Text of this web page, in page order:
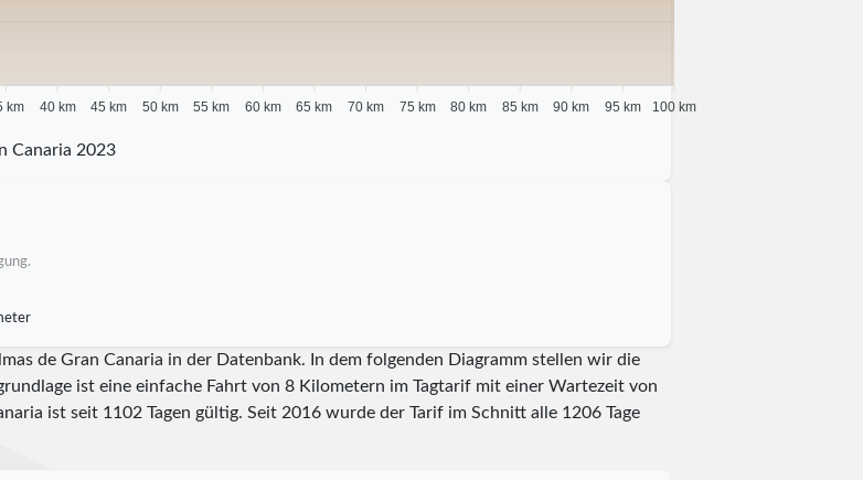
km 40 km 45 km 50 km 55 km 60 km 65 km 70 km 75 km 80 km 85 km 90 km 95 km 100 km
Canaria 2023
de Gran Canaria in der Datenbank. In dem folgenden Diagramm stellen wir die
ist eine einfache Fahrt von 8 Kilometern im Tagtarif mit einer Wartezeit von
ist seit 1102 Tagen gültig. Seit 2016wurde der Tarif im Schnitt alle 1206Tage